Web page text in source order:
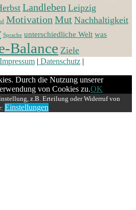
Landleben Leipzig
Motivation Mut Nachhaltigkeit
Sprache unterschiedliche Welt was
Balance Ziele
Impressum | Datenschutz |
Durch die Nutzung unserer
von Cookies zu.OK
z.B. Erteilung oder Widerruf von
Einstellungen